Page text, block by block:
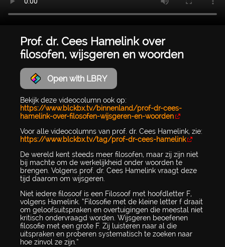
Prof. dr. Cees Hamelink over
filosofen, wijsgeren en woorden
Open with LBRY
Bekijk deze videocolumn ook op:
https://www.blckbx.tv/binnenland/prof-dr-cees-
hamelink-over-filosofen-wijsgeren-en-woorden
Voor alle videocolumns van prof. dr. Cees Hamelink, zie:
https://www.blckbx.tv/tag/prof-dr-cees-hamelink
De wereld kent steeds meer filosofen, maar zij zijn niet
bij machte om de werkelijkheid onder woorden te
brengen. Volgens prof. dr. Cees Hamelink vraagt deze
tijd daarom om wijsgeren.
Niet iedere filosoof is een Filosoof met hoofdletter F,
volgens Hamelink. “Filosofie met de kleine letter f draait
om geloofsuitspraken en overtuigingen die meestal niet
kritisch ondervraagd worden. Wijsgeren beoefenen
filosofie met een grote F. Zij luisteren naar al die
uitspraken en proberen systematisch te zoeken naar
hoe zinvol ze zijn.”